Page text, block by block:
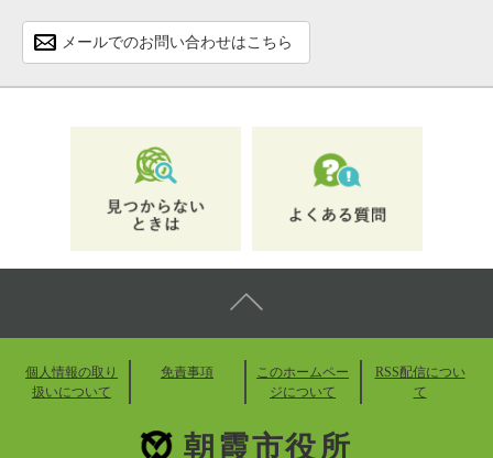
メールでのお問い合わせはこちら
個人情報の取り
扱いについて
免責事項
このホームペー
ジについて
RSS配信につい
て
朝霞市役所